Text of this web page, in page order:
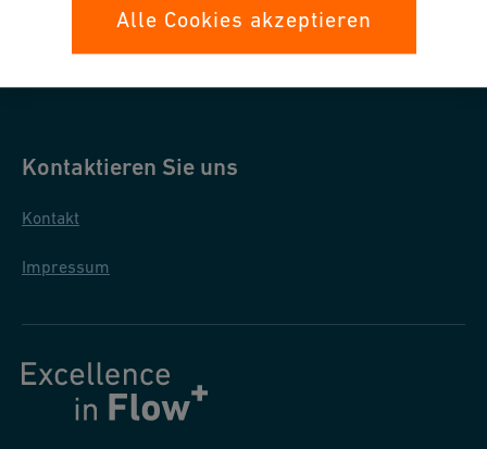
Allgemeine Einkaufsbedingungen
Kontaktieren Sie uns
Kontakt
Impressum
Alle Cookies akzeptieren